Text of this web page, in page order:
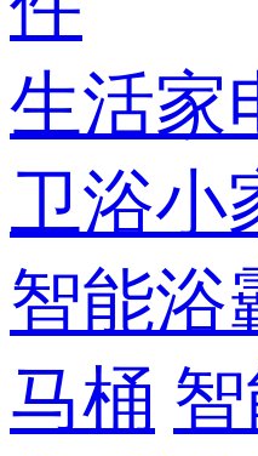
生活家
卫浴小
智能浴
马桶